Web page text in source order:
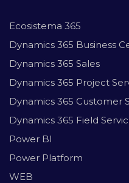
Ecosistema 365
Dynamics 365 Business
Dynamics 365 Sales
Dynamics 365 Project
Dynamics 365 Customer
Dynamics 365 Field
Power BI
Power Platform
WEB